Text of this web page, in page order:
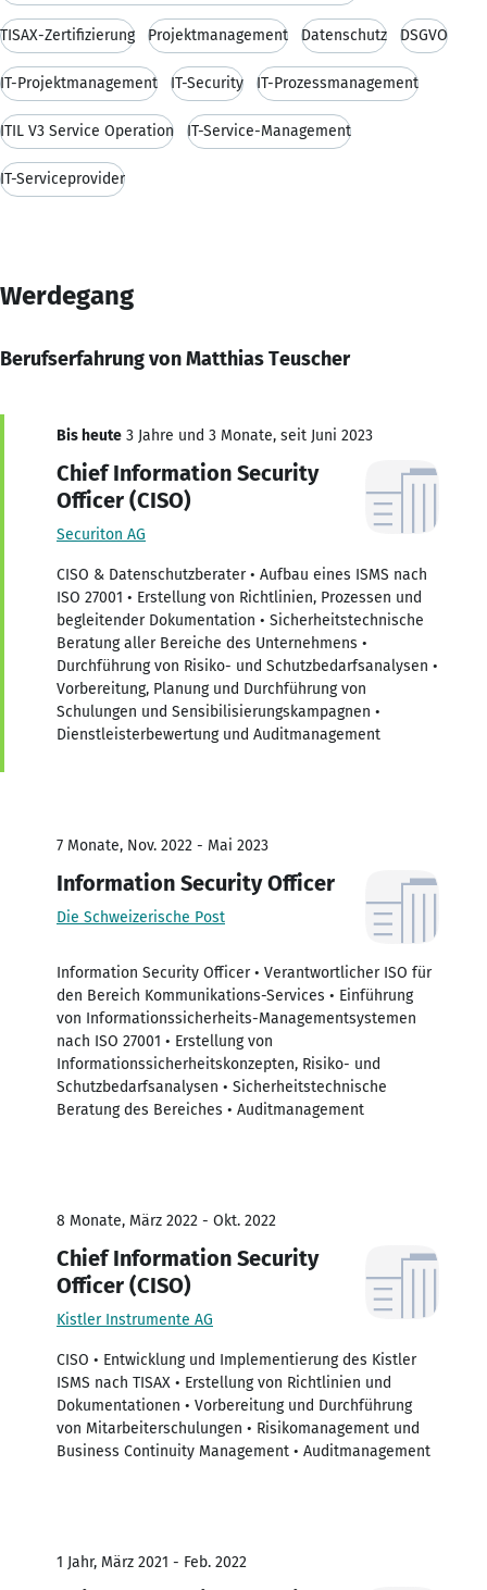
TISAX-Zertifizierung Projektmanagement Datenschutz DSGVO
IT-Projektmanagement IT-Security IT-Prozessmanagement
ITIL V3 Service Operation IT-Service-Management
IT-Serviceprovider
Werdegang
Berufserfahrung von Matthias Teuscher
Bis heute 3 Jahre und 3 Monate, seit Juni 2023
Chief Information Security
Officer (CISO)
Securiton AG
CISO & Datenschutzberater • Aufbau eines ISMS nach
ISO 27001 • Erstellung von Richtlinien, Prozessen und
begleitender Dokumentation • Sicherheitstechnische
Beratung aller Bereiche des Unternehmens •
Durchführung von Risiko- und Schutzbedarfsanalysen •
Vorbereitung, Planung und Durchführung von
Schulungen und Sensibilisierungskampagnen •
Dienstleisterbewertung und Auditmanagement
7 Monate, Nov. 2022 - Mai 2023
Information Security Officer
Die Schweizerische Post
Information Security Officer • Verantwortlicher ISO für
den Bereich Kommunikations-Services • Einführung
von Informationssicherheits-Managementsystemen
nach ISO 27001 • Erstellung von
Informationssicherheitskonzepten, Risiko- und
Schutzbedarfsanalysen • Sicherheitstechnische
Beratung des Bereiches • Auditmanagement
8 Monate, März 2022 - Okt. 2022
Chief Information Security
Officer (CISO)
Kistler Instrumente AG
CISO • Entwicklung und Implementierung des Kistler
ISMS nach TISAX • Erstellung von Richtlinien und
Dokumentationen • Vorbereitung und Durchführung
von Mitarbeiterschulungen • Risikomanagement und
Business Continuity Management • Auditmanagement
1 Jahr, März 2021 - Feb. 2022